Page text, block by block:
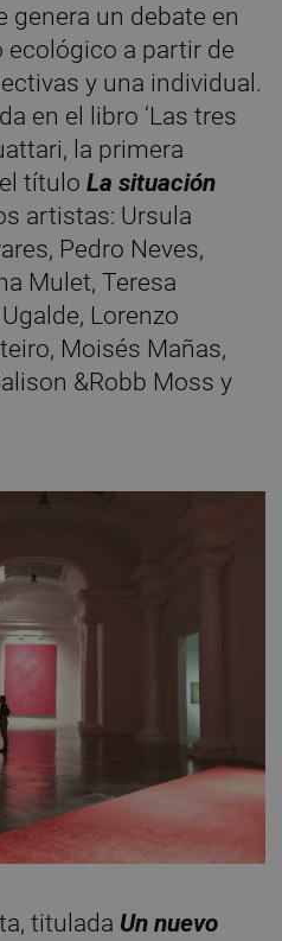
genera un debate en
a partir de
y una individual.
en el libro ‘Las tres
la primera
títuloLa situación
artistas: Ursula
Pedro Neves,
Mulet, Teresa
Lorenzo
Moisés Mañas,
&Robb Moss y
titulada Un nuevo